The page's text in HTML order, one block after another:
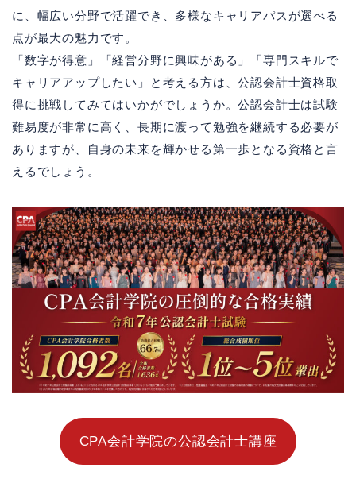
に、幅広い分野で活躍でき、多様なキャリアパスが選べる
点が最大の魅力です。
「数字が得意」「経営分野に興味がある」「専門スキルで
キャリアアップしたい」と考える方は、公認会計士資格取
得に挑戦してみてはいかがでしょうか。公認会計士は試験
難易度が非常に高く、長期に渡って勉強を継続する必要が
ありますが、自身の未来を輝かせる第一歩となる資格と言
えるでしょう。
CPA会計学院の公認会計士講座